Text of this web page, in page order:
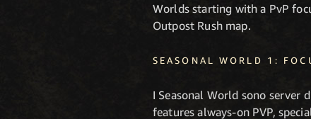
Worlds starting with a PvP
Outpost Rush map.
SEASONAL WORLD 1:
I Seasonal World sono server
features always-on PVP,